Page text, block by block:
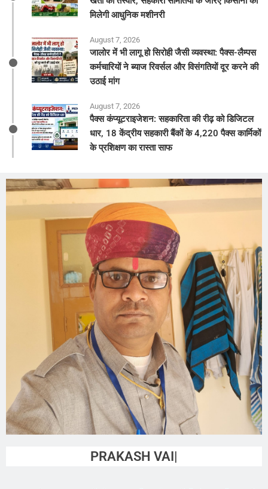
मिलेगी आधुनिक मशीनरी
August 7, 2026
जालोर में भी लागू हो सिरोही जैसी व्यवस्था: पैक्स-लैम्पस
कर्मचारियों ने ब्याज रिवर्सल और विसंगतियों दूर करने की
उठाई मांग
August 7, 2026
पैक्स कंप्यूटराइजेशन: सहकारिता की रीढ़ को डिजिटल
धार, 18 केंद्रीय सहकारी बैंकों के 4,220 पैक्स कार्मिकों
के प्रशिक्षण का रास्ता साफ
PRAKASH VAISHNAV